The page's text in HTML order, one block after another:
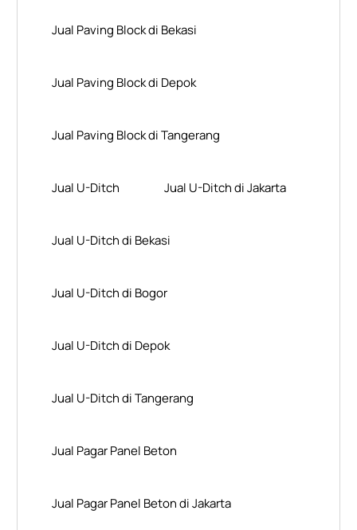
Jual Paving Block di Bekasi
Jual Paving Block di Depok
Jual Paving Block di Tangerang
Jual U-Ditch Jual U-Ditch di Jakarta
Jual U-Ditch di Bekasi
Jual U-Ditch di Bogor
Jual U-Ditch di Depok
Jual U-Ditch di Tangerang
Jual Pagar Panel Beton
Jual Pagar Panel Beton di Jakarta